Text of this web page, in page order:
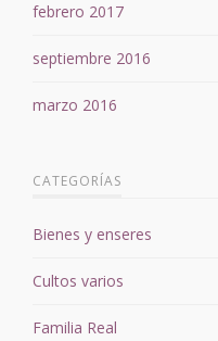
febrero 2017
septiembre 2016
marzo 2016
CATEGORÍAS
Bienes y enseres
Cultos varios
Familia Real